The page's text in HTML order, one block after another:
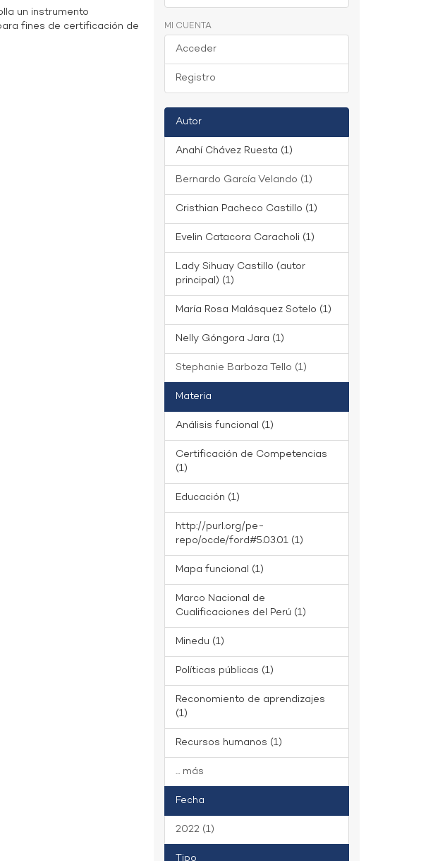
un instrumento
fines de certificación de
MI CUENTA
Acceder
Registro
Autor
Anahí Chávez Ruesta (1)
Bernardo García Velando (1)
Cristhian Pacheco Castillo (1)
Evelin Catacora Caracholi (1)
Lady Sihuay Castillo (autor
principal) (1)
María Rosa Malásquez Sotelo (1)
Nelly Góngora Jara (1)
Stephanie Barboza Tello (1)
Materia
Análisis funcional (1)
Certificación de Competencias
(1)
Educación (1)
http://purl.org/pe-
repo/ocde/ford#5.03.01 (1)
Mapa funcional (1)
Marco Nacional de
Cualificaciones del Perú (1)
Minedu (1)
Políticas públicas (1)
Reconomiento de aprendizajes
(1)
Recursos humanos (1)
... más
Fecha
2022 (1)